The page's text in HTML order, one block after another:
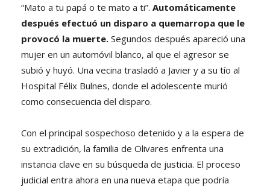
“Mato a tu papá o te mato a ti”. Automáticamente
después efectuó un disparo a quemarropa que le
provocó la muerte. Segundos después apareció una
mujer en un automóvil blanco, al que el agresor se
subió y huyó. Una vecina trasladó a Javier y a su tío al
Hospital Félix Bulnes, donde el adolescente murió
como consecuencia del disparo.
Con el principal sospechoso detenido y a la espera de
su extradición, la familia de Olivares enfrenta una
instancia clave en su búsqueda de justicia. El proceso
judicial entra ahora en una nueva etapa que podría